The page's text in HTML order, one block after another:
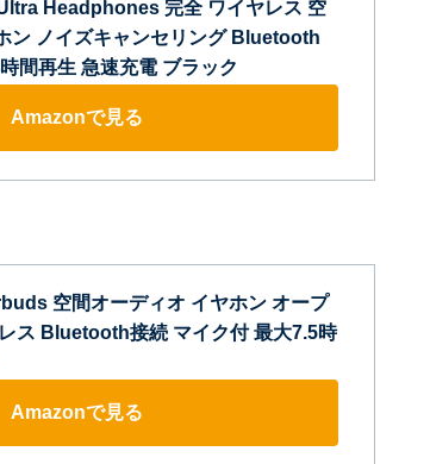
Headphones 完全 ワイヤレス 空
ン ノイズキャンセリング Bluetooth
間再生 急速充電 ブラック
Amazonで見る
空間オーディオ イヤホン オープ
ス Bluetooth接続 マイク付 最大7.5時
Amazonで見る